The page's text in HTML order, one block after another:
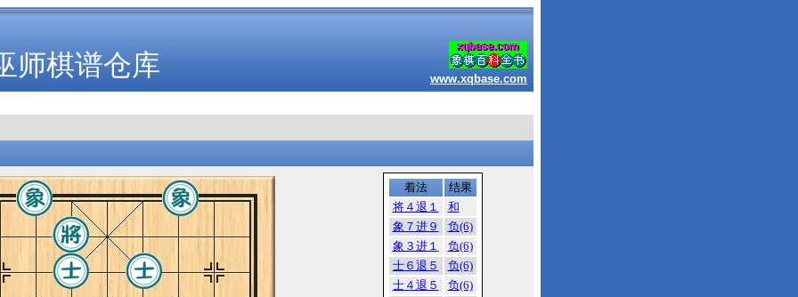
师棋谱仓库 www.xqbase.com
着法
结果
将４退１
和
象７进９
负(6)
象３进１
负(6)
士６退５
负(6)
士４退５
负(6)